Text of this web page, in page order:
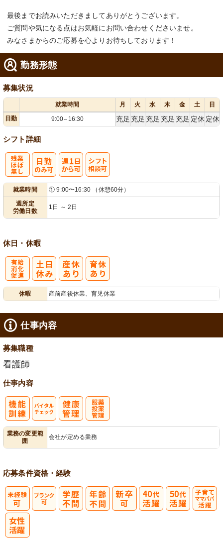
最後までお読みいただきましてありがとうございます。
ご質問や気になる点はお気軽にお問い合わせくださいませ。
みなさまからのご応募を心よりお待ちしております！
勤務形態
募集状況
就業時間 月 火 水 木 金 土
日
日勤
9:00～ 16:30 充足 充足 充足 充足 充足 定休 定休
シフト詳細
就業時間
① 9:00〜16:30 （休憩60分）
週所定
労働日数
1日 ～ 2日
休日・休暇
休暇 産前産後休業、育児休業
仕事内容
募集職種
看護師
仕事内容
業務の変更範
囲
会社が定める業務
応募条件資格・経験